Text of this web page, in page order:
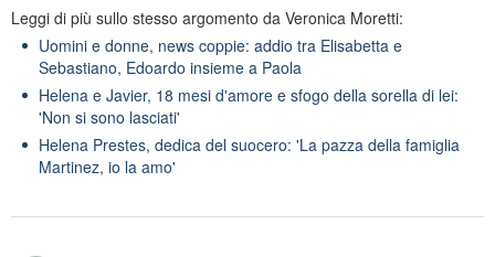
Leggi di più sullo stesso argomento da Veronica Moretti:
Uomini e donne, news coppie: addio tra Elisabetta e
Sebastiano, Edoardo insieme a Paola
Helena e Javier, 18 mesi d'amore e sfogo della sorella di lei:
'Non si sono lasciati'
Helena Prestes, dedica del suocero: 'La pazza della famiglia
Martinez, io la amo'